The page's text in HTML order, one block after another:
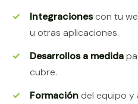
Integracionescon tu
u otras aplicaciones.
Desarrollos a medida
cubre.
Formación del equipo y